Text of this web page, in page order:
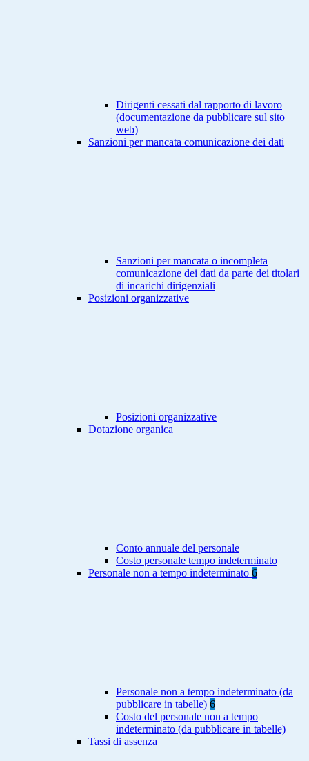
Dirigenti cessati dal rapporto di lavoro
(documentazione da pubblicare sul sito
web)
Sanzioni per mancata comunicazione dei dati
Sanzioni per mancata o incompleta
comunicazione dei dati da parte dei titolari
di incarichi dirigenziali
Posizioni organizzative
Posizioni organizzative
Dotazione organica
Conto annuale del personale
Costo personale tempo indeterminato
Personale non a tempo indeterminato 6
Personale non a tempo indeterminato (da
pubblicare in tabelle) 6
Costo del personale non a tempo
indeterminato (da pubblicare in tabelle)
Tassi di assenza